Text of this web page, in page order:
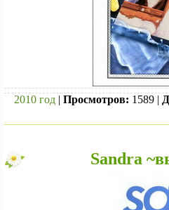
2010 год| Просмотров: 1589 |
Sandra